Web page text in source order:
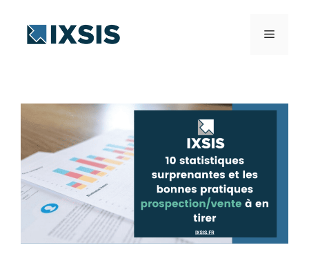
contenu
Menu